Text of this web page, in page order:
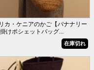
カ・ケニアのかご【バナナリー
けポシェットバッグ...
在庫切れ